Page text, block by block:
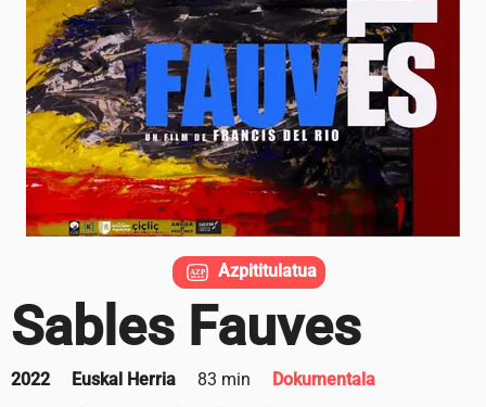
Sables Fauves
2022 Euskal Herria 83 min Dokumentala
Azpititulatua